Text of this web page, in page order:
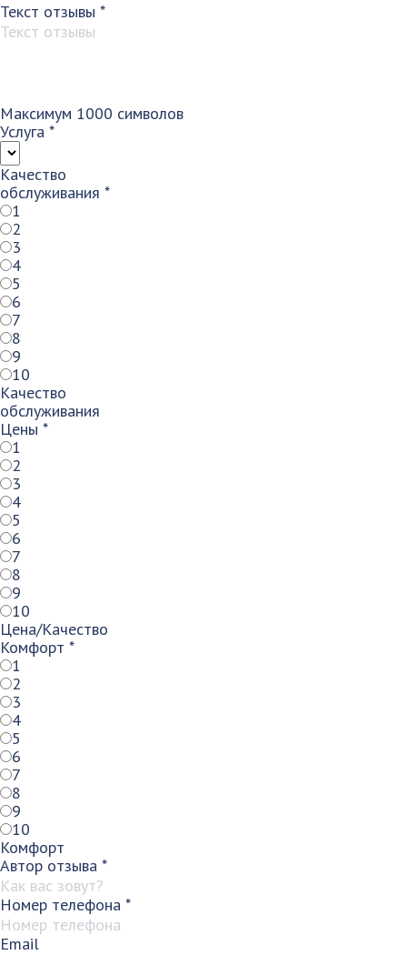
Текст отзывы *
Максимум 1000 символов
Услуга *
Качество
обслуживания *
1
2
3
4
5
6
7
8
9
10
Качество
обслуживания
Цены *
1
2
3
4
5
6
7
8
9
10
Цена/Качество
Комфорт *
1
2
3
4
5
6
7
8
9
10
Комфорт
Автор отзыва *
Номер телефона *
Email